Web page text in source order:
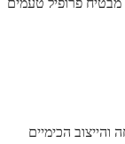
פרופיל טעמים
הכימיים